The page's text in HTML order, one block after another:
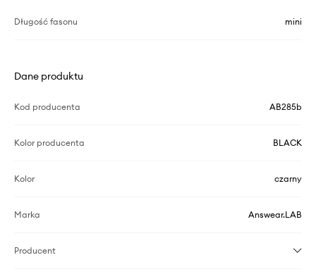
Długość fasonu mini
Dane produktu
Kod producenta AB285b
Kolor producenta BLACK
Kolor czarny
Marka Answear.LAB
Producent